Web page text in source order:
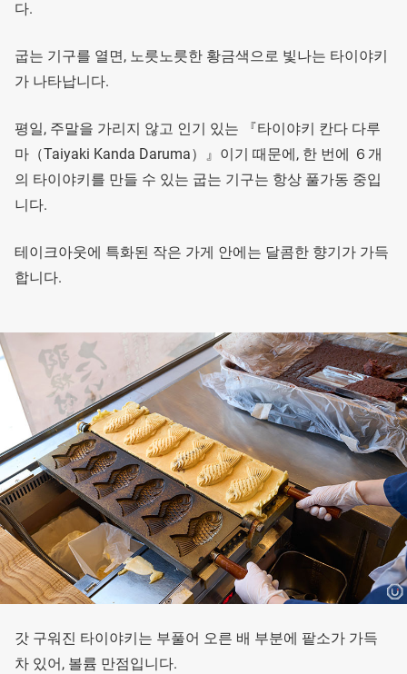
다.
굽는 기구를 열면, 노릇노릇한 황금색으로 빛나는 타이야키
가 나타납니다.
평일, 주말을 가리지 않고 인기 있는 『타이야키 칸다 다루
마（Taiyaki Kanda Daruma）』이기 때문에, 한 번에 ６개
의 타이야키를 만들 수 있는 굽는 기구는 항상 풀가동 중입
니다.
테이크아웃에 특화된 작은 가게 안에는 달콤한 향기가 가득
합니다.
갓 구워진 타이야키는 부풀어 오른 배 부분에 팥소가 가득
차 있어, 볼륨 만점입니다.